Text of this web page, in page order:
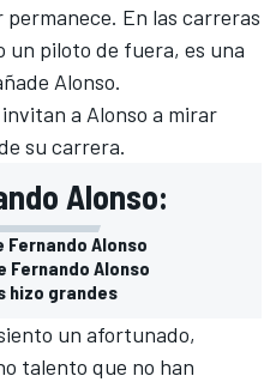
En las carreras
un piloto de fuera, es una
Alonso.
a Alonso a mirar
su carrera.
Alonso:
Alonso
Fernando Alonso
hizo grandes
un afortunado,
talento que no han